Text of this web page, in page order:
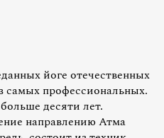
йоге отечественных
самых профессиональных.
десяти лет.
направлению Атма